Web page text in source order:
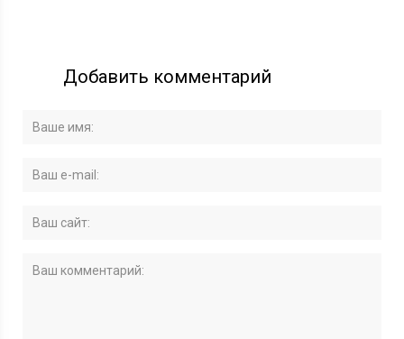
Добавить комментарий